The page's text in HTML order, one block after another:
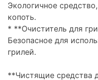
Экологичное
копоть.
* **Очиститель для
Безопасное для
грилей.
**Чистящие средства